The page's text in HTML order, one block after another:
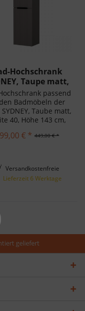
Hochschrank
Taupe matt,
2 Türen,...passend
Badmöbeln der
Taube matt,
40, Höhe 143 cm,
vormontiert.449,00 € *
€ *
Versandkostenfreie
in Deutschland!
Lieferzeit 6 Werktage
geliefert